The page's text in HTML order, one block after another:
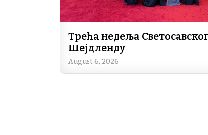
Трећа недеља
Шејдленду
August 6, 2026